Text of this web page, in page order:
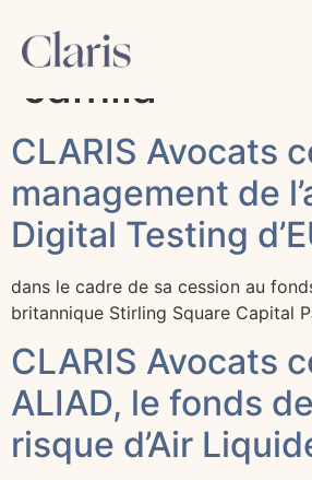
Auteur/autrice
camila
CLARIS Avocats
management de
Digital Testing
dans le cadre de sa cession au
britannique Stirling Square Capital
CLARIS Avocats
ALIAD, le fonds
risque d’Air